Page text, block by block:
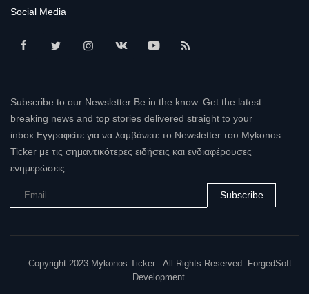
Social Media
Subscribe to our Newsletter Be in the know. Get the latest
breaking news and top stories delivered straight to your
inbox.Εγγραφείτε για να λαμβάνετε το Newsletter του Mykonos
Ticker με τις σημαντικότερες ειδήσεις και ενδιαφέρουσες
ενημερώσεις.
Subscribe
Copyright 2023 Mykonos Ticker - All Rights Reserved. ForgedSoft
Development.